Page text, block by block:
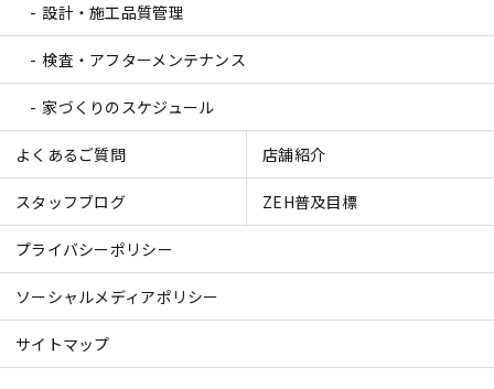
設計・施工品質管理
検査・アフターメンテナンス
家づくりのスケジュール
よくあるご質問 店舗紹介
スタッフブログ ZEH普及目標
プライバシーポリシー
ソーシャルメディアポリシー
サイトマップ